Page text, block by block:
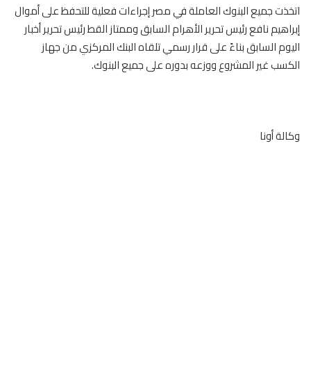
اتخذت جميع البنوك العاملة في مصر إجراءات فعلية للتحفظ على أموال
إبراهيم نافع رئيس تحرير الأهرام السابق وممتاز القط رئيس تحرير أخبار
اليوم السابق بناءً على قرار رسمي تلقاه البنك المركزي من جهاز
الكسب غير المشروع ووزعه بدوره على جميع البنوك.
وكالة أونا